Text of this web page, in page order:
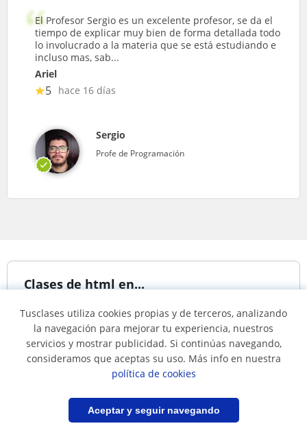
Guardar búsqueda
El Profesor Sergio es un excelente profesor, se da el
tiempo de explicar muy bien de forma detallada todo
lo involucrado a la materia que se está estudiando e
incluso mas, sab...
Ariel
5 hace 16 días
Sergio
Profe de Programación
Clases de html en...
Clases de html en
Bogotá
Clases de html en
Bucaramanga
Tusclases utiliza cookies propias y de terceros, analizando
la navegación para mejorar tu experiencia, nuestros
servicios y mostrar publicidad. Si continúas navegando,
consideramos que aceptas su uso. Más info en nuestra
política de cookies
Aceptar y seguir navegando